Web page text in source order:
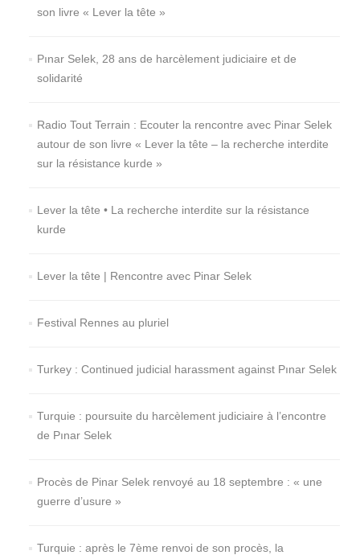
son livre « Lever la tête »
Pınar Selek, 28 ans de harcèlement judiciaire et de
solidarité
Radio Tout Terrain : Ecouter la rencontre avec Pinar Selek
autour de son livre « Lever la tête – la recherche interdite
sur la résistance kurde »
Lever la tête • La recherche interdite sur la résistance
kurde
Lever la tête | Rencontre avec Pinar Selek
Festival Rennes au pluriel
Turkey : Continued judicial harassment against Pınar Selek
Turquie : poursuite du harcèlement judiciaire à l’encontre
de Pınar Selek
Procès de Pinar Selek renvoyé au 18 septembre : « une
guerre d’usure »
Turquie : après le 7ème renvoi de son procès, la